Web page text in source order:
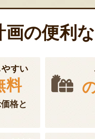
画の便利
すい
料
格と